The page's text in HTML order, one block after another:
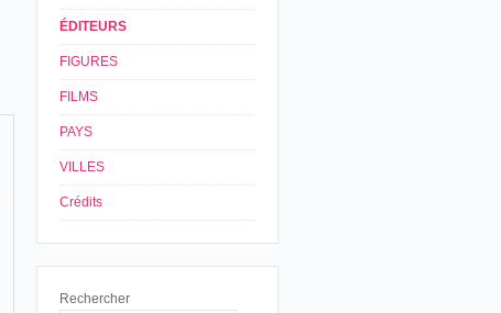
ÉDITEURS
FIGURES
FILMS
PAYS
VILLES
Crédits
Rechercher